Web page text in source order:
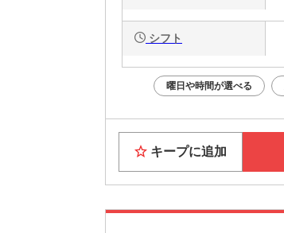
シフト
曜日や時間が選べる
キープに追加